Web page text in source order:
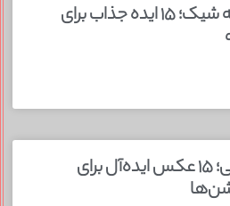
انگشتر سنگی مردانه شیک؛ ۱۵ ایده جذاب برای
پیراهن شیک مهمانی؛ ۱۵ عکس ایده‌آل برای